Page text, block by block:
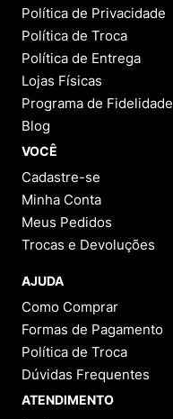
Política de Privacidade
Política de Troca
Política de Entrega
Lojas Físicas
Programa de Fidelidade
Blog
VOCÊ
Cadastre-se
Minha Conta
Meus Pedidos
Trocas e Devoluções
AJUDA
Como Comprar
Formas de Pagamento
Política de Troca
Dúvidas Frequentes
ATENDIMENTO